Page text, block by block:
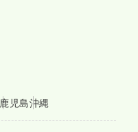
鹿児島沖縄